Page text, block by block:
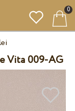
0
Vita 009-AG